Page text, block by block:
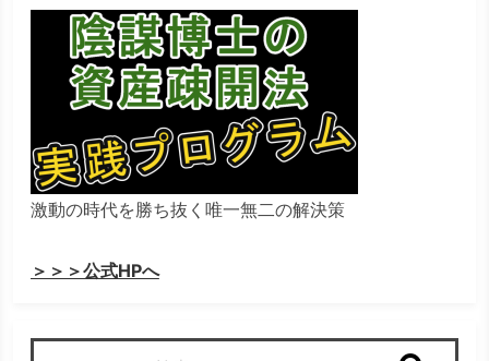
激動の時代を勝ち抜く唯一無二の解決策
＞＞＞公式HPへ